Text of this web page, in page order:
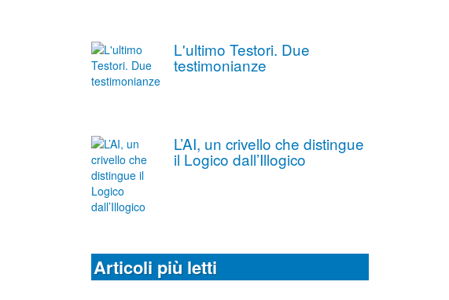
L'ultimo Testori. Due
testimonianze
L’AI, un crivello che distingue
il Logico dall’Illogico
Articoli più letti